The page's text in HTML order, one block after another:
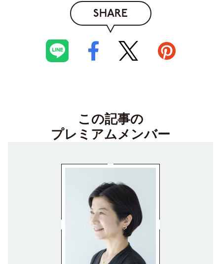
SHARE
この記事の
プレミアムメンバー